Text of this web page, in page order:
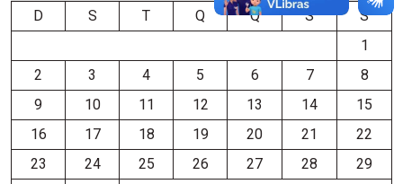
D S T Q Q S
S
1
2
3 4 5 6 7
8
9
10 11 12 13 14
15
16
17 18 19 20 21
22
23
24 25 26 27 28
29